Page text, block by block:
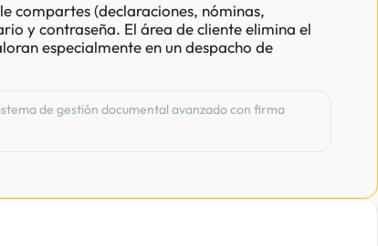
compartes (declaraciones, nóminas,
y contraseña. El área de cliente elimina el
especialmente en un despacho de
de gestión documental avanzado con firma